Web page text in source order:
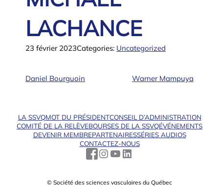
LACHANCE
23 février 2023Categories: Uncategorized
Daniel Bourguoin Warner Mampuya
LA SSVQMOT DU PRÉSIDENTCONSEIL D’ADMINISTRATION
COMITÉ DE LA RELÈVEBOURSES DE LA SSVQÉVÉNEMENTS
DEVENIR MEMBREPARTENAIRESSÉRIES AUDIOS
CONTACTEZ-NOUS
© Société des sciences vasculaires du Québec